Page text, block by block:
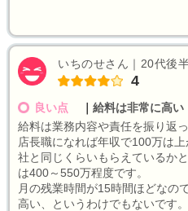
いちのせさん｜20代後
4
良い点
給料は非常に高い
給料は業務内容や責任を振り返
店長職になれば年収で100万は
社と同じくらいもらえているか
は400～550万程度です。
月の残業時間が15時間ほどなの
高い、というわけでもないです。